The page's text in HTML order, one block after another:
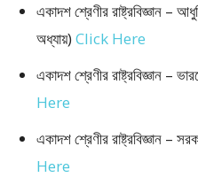
একাদশ শ্রেণীর রাষ্ট্রবিজ্ঞান –
অধ্যায়)Click Here
একাদশ শ্রেণীর রাষ্ট্রবিজ্ঞান –
Here
একাদশ শ্রেণীর রাষ্ট্রবিজ্ঞান –
Here